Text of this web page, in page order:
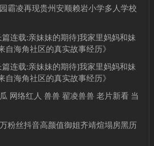
霸凌再现贵州安顺赖岩小学多人学校
篇连载:亲妹妹的期待]我家里妈妈和妹
海角社区的真实故事经历》
篇连载:亲妹妹的期待]我家里妈妈和妹
海角社区的真实故事经历》
网络红人 兽兽 翟凌兽兽 老片新看 当
粉丝抖音高颜值御姐齐靖煊塌房黑历